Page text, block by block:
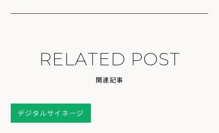
RELATED POST
関 連記事
デジタルサイネージ